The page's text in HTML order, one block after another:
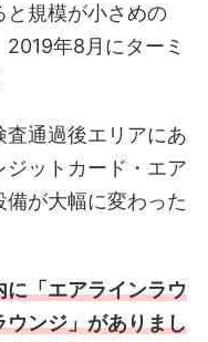
と規模が小さめの
2019年8月にターミ
査通過後エリアにあ
ットカード・エア
が大幅に変わった
「エアラインラウ
ンジ」がありまし